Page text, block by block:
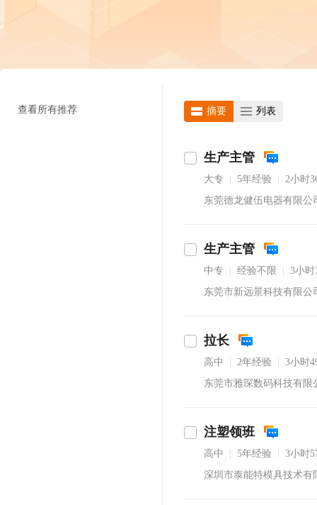
查看所有推荐 摘要 列表
生产主管
大专 5年经验
2小时
东莞德龙健伍电器有限公
生产主管
中专 经验不限
3小时
东莞市新远景科技有限公
拉长
高中 2年经验
3小时
东莞市雅琛数码科技有限
注塑领班
高中 5年经验
3小时
深圳市泰能特模具技术有